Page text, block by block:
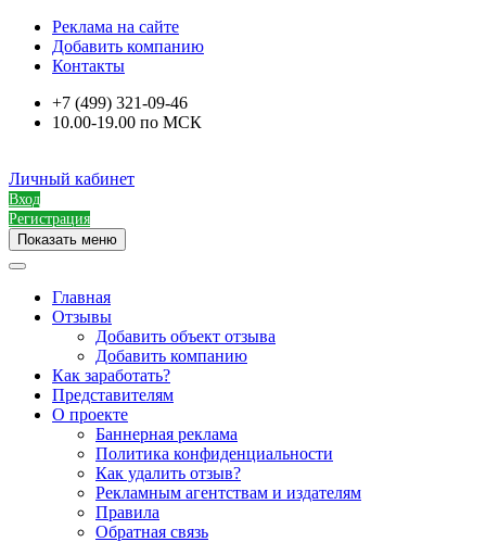
Реклама на сайте
Добавить компанию
Контакты
+7 (499) 321-09-46
10.00-19.00 по МСК
Личный кабинет
Вход
Регистрация
Показать меню
Главная
Отзывы
Добавить объект отзыва
Добавить компанию
Как заработать?
Представителям
О проекте
Баннерная реклама
Политика конфиденциальности
Как удалить отзыв?
Рекламным агентствам и издателям
Правила
Обратная связь